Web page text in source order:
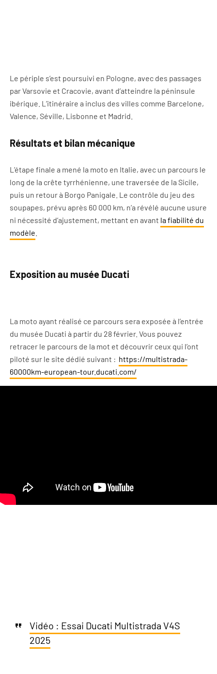
Le périple s’est poursuivi en Pologne, avec des passages
par Varsovie et Cracovie, avant d’atteindre la péninsule
ibérique. L’itinéraire a inclus des villes comme Barcelone,
Valence, Séville, Lisbonne et Madrid.
Résultats et bilan mécanique
L’étape finale a mené la moto en Italie, avec un parcours le
long de la crête tyrrhénienne, une traversée de la Sicile,
puis un retour à Borgo Panigale. Le contrôle du jeu des
soupapes, prévu après 60 000 km, n’a révélé aucune usure
ni nécessité d’ajustement, mettant en avant la fiabilité du
modèle
Exposition au musée Ducati
La moto ayant réalisé ce parcours sera exposée à l’entrée
du musée Ducati à partir du 28 février. Vous pouvez
retracer le parcours de la mot et découvrir ceux qui l’ont
piloté sur le site dédié suivant : https://multistrada-
60000km-european-tour.ducati.com/
Vidéo : Essai Ducati Multistrada V4S
2025